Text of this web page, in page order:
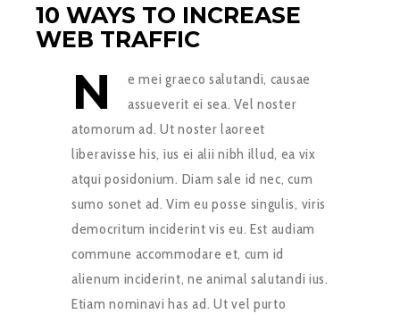
10 WAYS TO INCREASE
WEB TRAFFIC
N
e mei graeco salutandi, causae
assueverit ei sea. Vel noster
atomorum ad. Ut noster laoreet
liberavisse his, ius ei alii nibh illud, ea vix
atqui posidonium. Diam sale id nec, cum
sumo sonet ad. Vim eu posse singulis, viris
democritum inciderint vis eu. Est audiam
commune accommodare et, cum id
alienum inciderint, ne animal salutandi ius.
Etiam nominavi has ad. Ut vel purto